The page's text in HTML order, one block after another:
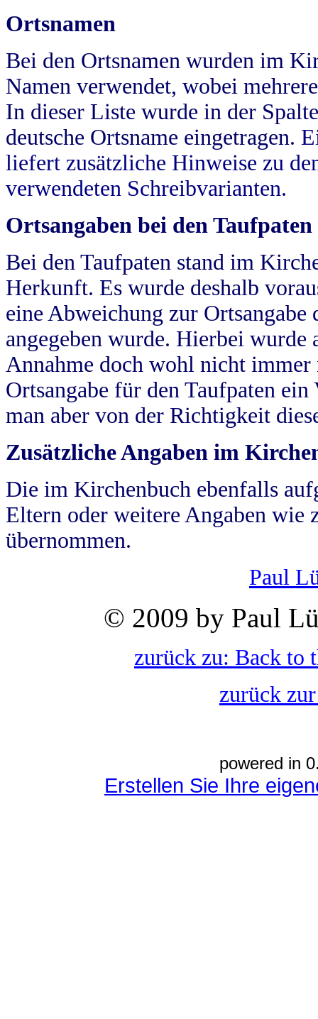
Ortsnamen
Bei den Ortsnamen wurden im
Namen verwendet, wobei
In dieser Liste wurde in der
deutsche Ortsname eingetragen.
liefert zusätzliche Hinweise zu
verwendeten Schreibvarianten.
Ortsangaben bei den Taufpaten
Bei den Taufpaten stand im
Herkunft. Es wurde deshalb
eine Abweichung zur
angegeben wurde. Hierbei wurde
Annahme doch wohl nicht
Ortsangabe für den Taufpaten
man aber von der Richtigkeit
Zusätzliche Angaben im
Die im Kirchenbuch ebenfalls
Eltern oder weitere Angaben wie
übernommen.
Paul
© 2009 by Paul
zurück zu: Back to
zurück
powered in
Erstellen Sie Ihre